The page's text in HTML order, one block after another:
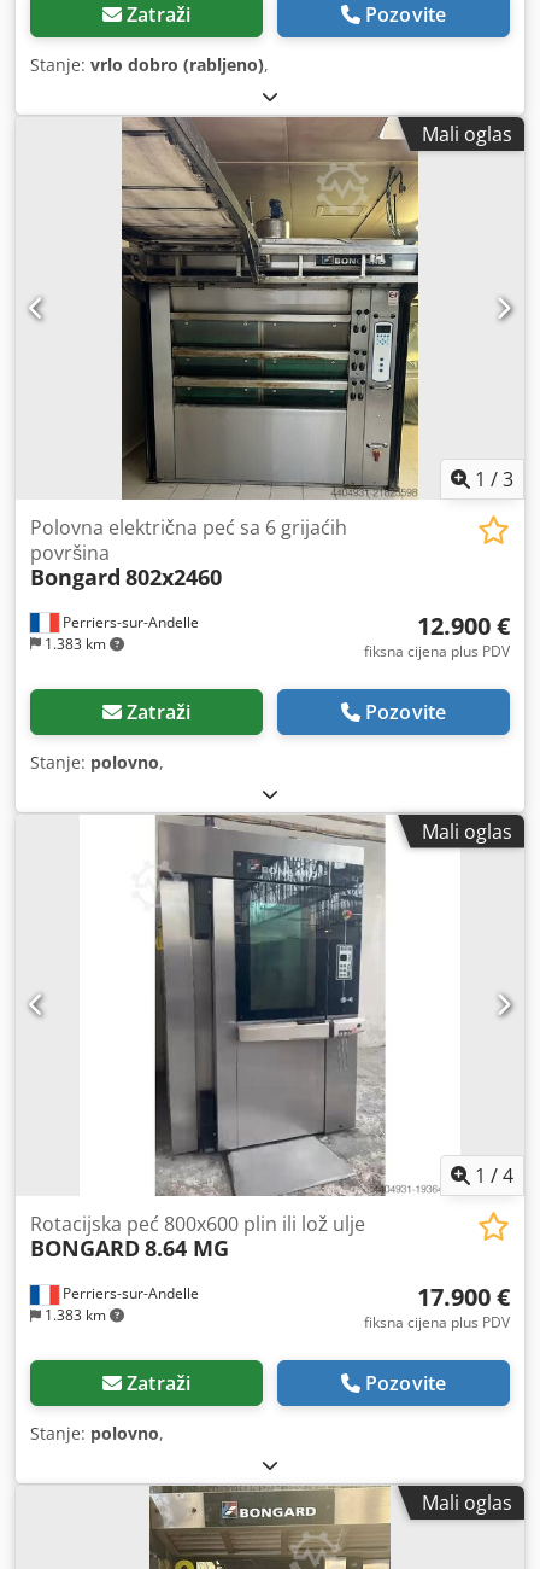
Zatraži Pozovite
Stanje: vrlo dobro (rabljeno),
Mali oglas
1 /3
Perriers-sur-Andelle
1.383 km
Polovna električna peć sa 6 grijaćih
površina
Bongard 802x2460
12.900 €
fiksna cijena plus PDV
Zatraži Pozovite
Stanje: polovno,
Mali oglas
1 /4
Perriers-sur-Andelle
1.383 km
Rotacijska peć 800x600 plin ili lož ulje
BONGARD8.64 MG
17.900 €
fiksna cijena plus PDV
Zatraži Pozovite
Stanje: polovno,
Mali oglas